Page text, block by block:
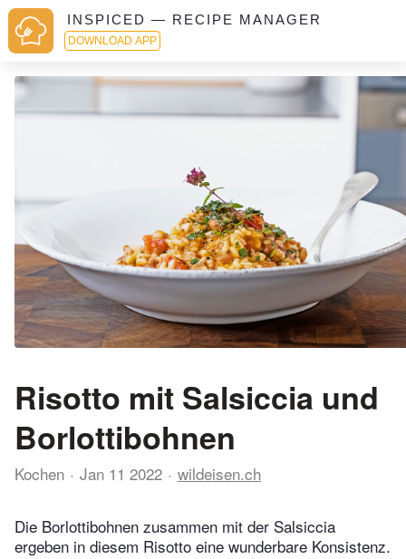
INSPICED — RECIPE MANAGER
DOWNLOAD APP
Risotto mit Salsiccia und
Borlottibohnen
Kochen Jan 11 2022 wildeisen.ch
Die Borlottibohnen zusammen mit der Salsiccia
ergeben in diesem Risotto eine wunderbare Konsistenz.